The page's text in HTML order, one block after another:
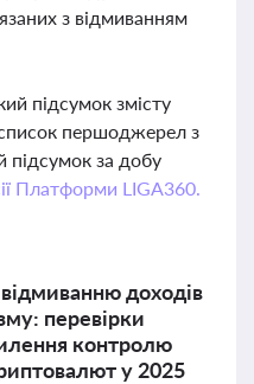
з відмиванням
підсумок змісту
першоджерел з
за добу
Платформи LIGA360.
доходів
перевірки
контролю
у 2025